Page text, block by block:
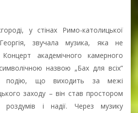
у стінах Римо-католицької
звучала музика, яка не
Концерт академічного камерного
назвою „Бах для всіх”
подію, що виходить за межі
заходу – він став простором
роздумів і надії. Через музику